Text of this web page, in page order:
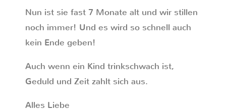
Nun ist sie fast 7 Monate alt und wir stillen
noch immer! Und es wird so schnell auch
kein Ende geben!
Auch wenn ein Kind trinkschwach ist,
Geduld und Zeit zahlt sich aus.
Alles Liebe